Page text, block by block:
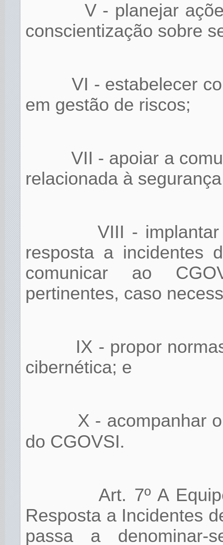
V - planejar
conscientização sobre
VI - estabelecer
em gestão de riscos;
VII - apoiar a
relacionada à
VIII -
resposta a incidentes
comunicar ao
pertinentes, caso
IX - propor
cibernética; e
X - acompanhar
do CGOVSI.
Art. 7º A
Resposta a Incidentes
passa a